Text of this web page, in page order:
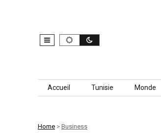
Skip to content
Accueil Tunisie Monde
Home > Business